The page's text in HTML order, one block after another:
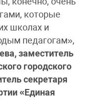
которые
школах и
педагогам»,
заместитель
городского
секретаря
«Единая